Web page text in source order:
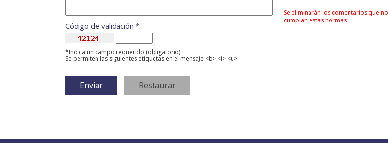
Se eliminarán los comentarios que no
cumplan estas normas
Código de validación *:
*Indica un campo requerido (obligatorio)
Se permiten las siguientes etiquetas en el mensaje <b> <i> <u>